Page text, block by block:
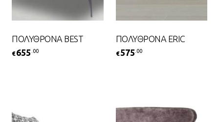
ΠΟΛΥΘΡΟΝΑ BEST
€ 655 .00
ΠΟΛΥΘΡΟΝΑ ERIC
€ 575 .00